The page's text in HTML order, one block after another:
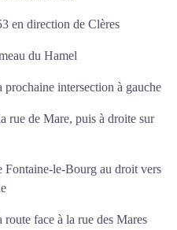
en direction de Clères
du Hamel
intersection à gauche
rue de Mare, puis à droite sur
Fontaine-le-Bourg au droit vers
face à la rue des Mares